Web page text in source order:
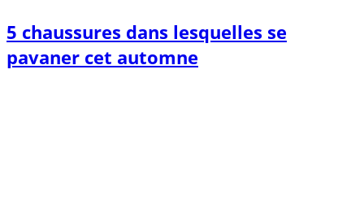
5 chaussures dans lesquelles se
pavaner cet automne